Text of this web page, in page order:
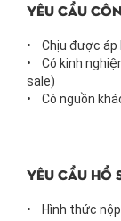
Yêu cầu
• Chịu được áp
• Có kinh
sale)
• Có nguồn
Yêu cầu hồ
• Hình thức